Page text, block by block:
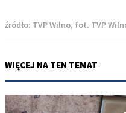
źródło: TVP Wilno, fot. TVP
WIĘCEJ NA TEN TEMAT